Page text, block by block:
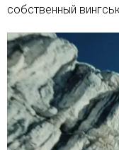
собственный